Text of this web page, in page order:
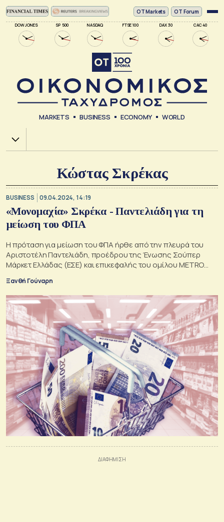
DOW JONES SP 500 NASDAQ FTSE 100 DAX 30 CAC 40
ΟΤ Markets OT Forum
MARKETS BUSINESS ECONOMY WORLD
Χ.Α.
Κώστας Σκρέκας
BUSINESS 09.04.2024, 14:19
«Μονομαχία» Σκρέκα - Παντελιάδη για τη
μείωση του ΦΠΑ
Η πρόταση για μείωση του ΦΠΑ ήρθε από την πλευρά του
Αριστοτέλη Παντελιάδη, προέδρου της Ένωσης Σούπερ
Μάρκετ Ελλάδας (ΕΣΕ) και επικεφαλής του ομίλου METRO
Ξανθή Γούναρη